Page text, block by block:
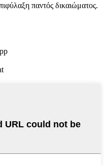
παντός δικαιώματος.